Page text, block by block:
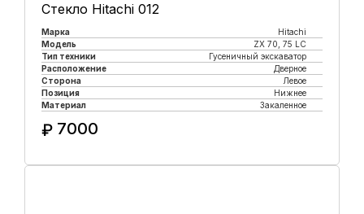
Стекло Hitachi 012
Марка
Hitachi
Модель
ZX 70, 75 LC
Тип техники
Гусеничный экскаватор
Расположение
Дверное
Сторона
Левое
Позиция
Нижнее
Материал
Закаленное
₽ 7000